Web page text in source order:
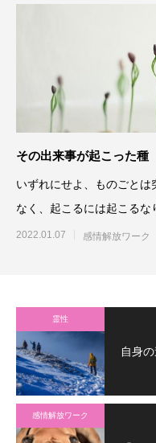
その出来事が起こった種
いずれにせよ、ものごと
なく、起こるには起こるな
す。表面的に収まったよう
2022.01.07 感情解放ワーク
霊性
自身
感情解放ワーク